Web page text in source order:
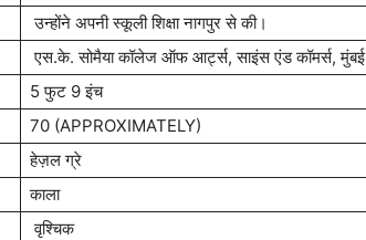
उन्होंने अपनी स्कूली शिक्षा नागपुर से की।
एस.के. सोमैया कॉलेज ऑफ आर्ट्स, साइंस एंड कॉमर्स, मुंबई
5 फुट 9 इंच
70 (APPROXIMATELY)
हेज़ल ग्रे
काला
वृश्चिक